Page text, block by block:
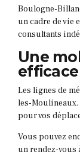
Boulogne-
un cadre de vie
consultants
Une
efficace
Les lignes de
les-
pour vos
Vous pouvez
un rendez-vous